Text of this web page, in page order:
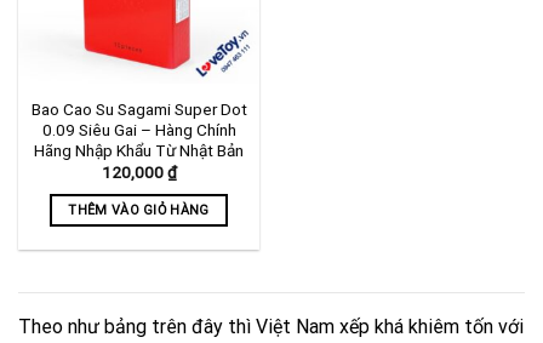
Bao Cao Su Sagami Super Dot
0.09 Siêu Gai – Hàng Chính
Hãng Nhập Khẩu Từ Nhật Bản
120,000₫
THÊM VÀO GIỎ HÀNG
Theo như bảng trên đây thì Việt Nam xếp khá khiêm tốn với